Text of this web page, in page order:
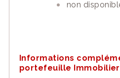
non
Informations
portefeuille Immobilier